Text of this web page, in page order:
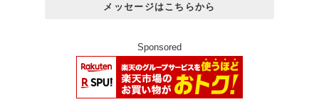
メッセージはこちらから
Sponsored